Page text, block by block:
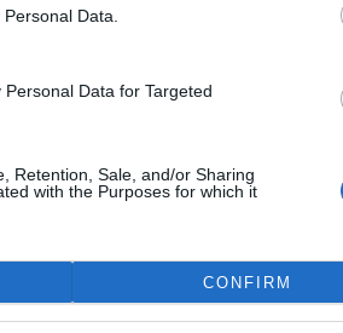
Data.
Data for Targeted
Retention, Sale, and/or Sharing
with the Purposes for which it
CONFIRM
3,3